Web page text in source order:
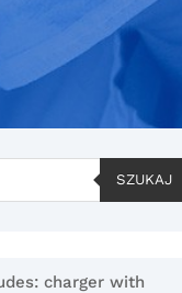
SZUKAJ
charger with